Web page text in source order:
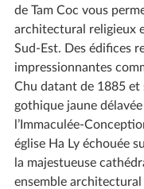
de Tam Coc vous
architectural religieux
Sud-Est. Des édifices
impressionnantes
Chu datant de 1885 et
gothique jaune
l’Immaculée-
église Ha Ly échouée
la majestueuse
ensemble